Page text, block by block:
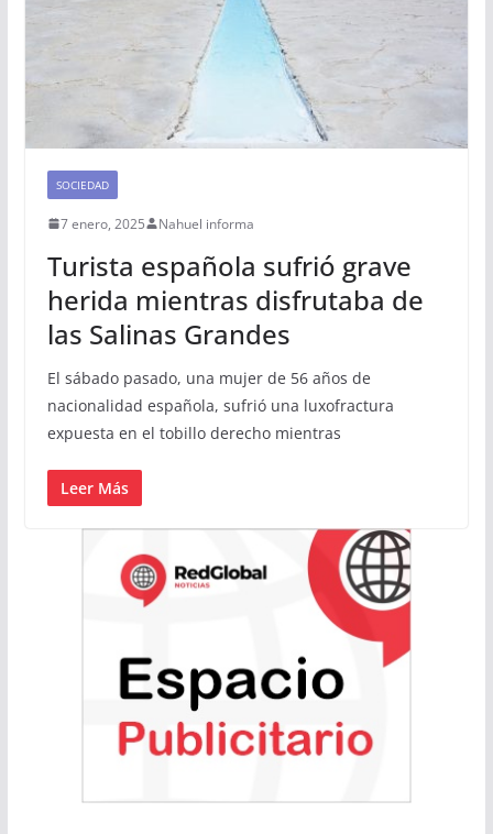
SOCIEDAD
7 enero, 2025 Nahuel informa
Turista española sufrió grave
herida mientras disfrutaba de
las Salinas Grandes
El sábado pasado, una mujer de 56 años de
nacionalidad española, sufrió una luxofractura
expuesta en el tobillo derecho mientras
Leer Más